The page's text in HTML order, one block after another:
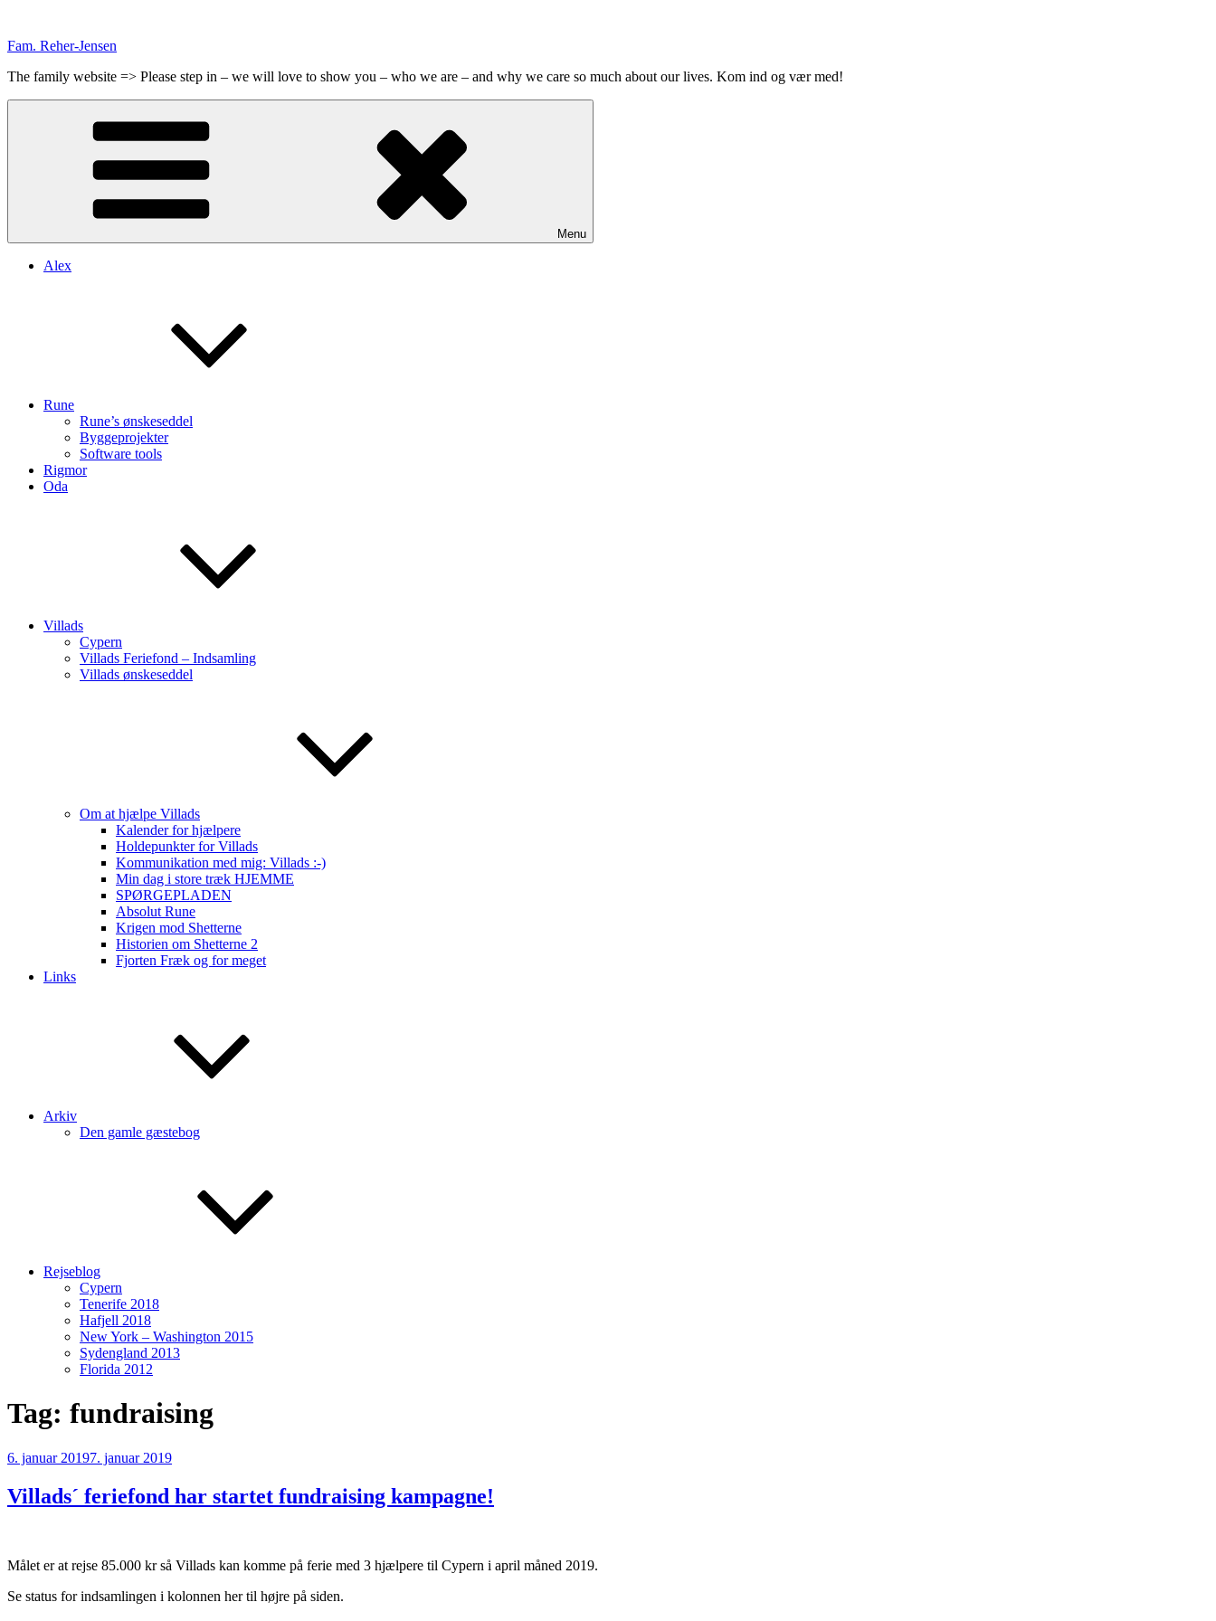
indhold
Fam. Reher-Jensen
The family website => Please step in – we will love to show you – who we are – and why we care so much about our lives. Kom ind og vær med!
Menu
Alex
Rune
Rune’s ønskeseddel
Byggeprojekter
Software tools
Rigmor
Oda
Villads
Cypern
Villads Feriefond – Indsamling
Villads ønskeseddel
Om at hjælpe Villads
Kalender for hjælpere
Holdepunkter for Villads
Kommunikation med mig: Villads :-)
Min dag i store træk HJEMME
SPØRGEPLADEN
Absolut Rune
Krigen mod Shetterne
Historien om Shetterne 2
Fjorten Fræk og for meget
Links
Arkiv
Den gamle gæstebog
Rejseblog
Cypern
Tenerife 2018
Hafjell 2018
New York – Washington 2015
Sydengland 2013
Florida 2012
Tag: fundraising
Udgivet
6. januar 20197. januar 2019
Villads´ feriefond har startet fundraising kampagne!
Målet er at rejse 85.000 kr så Villads kan komme på ferie med 3 hjælpere til Cypern i april måned 2019.
Se status for indsamlingen i kolonnen her til højre på siden.